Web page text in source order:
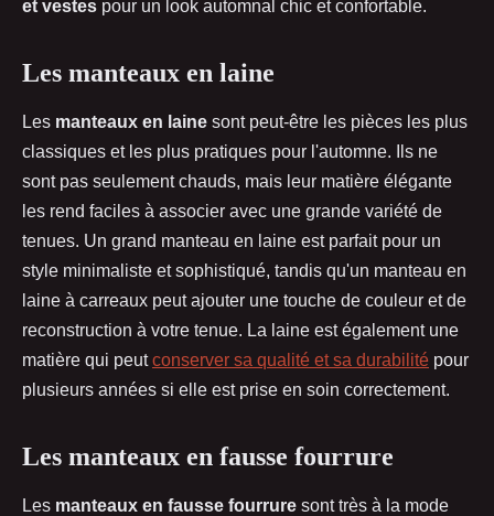
et vestes pour un look automnal chic et confortable.
Les manteaux en laine
Les manteaux en laine sont peut-être les pièces les plus
classiques et les plus pratiques pour l'automne. Ils ne
sont pas seulement chauds, mais leur matière élégante
les rend faciles à associer avec une grande variété de
tenues. Un grand manteau en laine est parfait pour un
style minimaliste et sophistiqué, tandis qu'un manteau en
laine à carreaux peut ajouter une touche de couleur et de
reconstruction à votre tenue. La laine est également une
matière qui peutconserver sa qualité et sa durabilité pour
plusieurs années si elle est prise en soin correctement.
Les manteaux en fausse fourrure
Les manteaux en fausse fourrure sont très à la mode